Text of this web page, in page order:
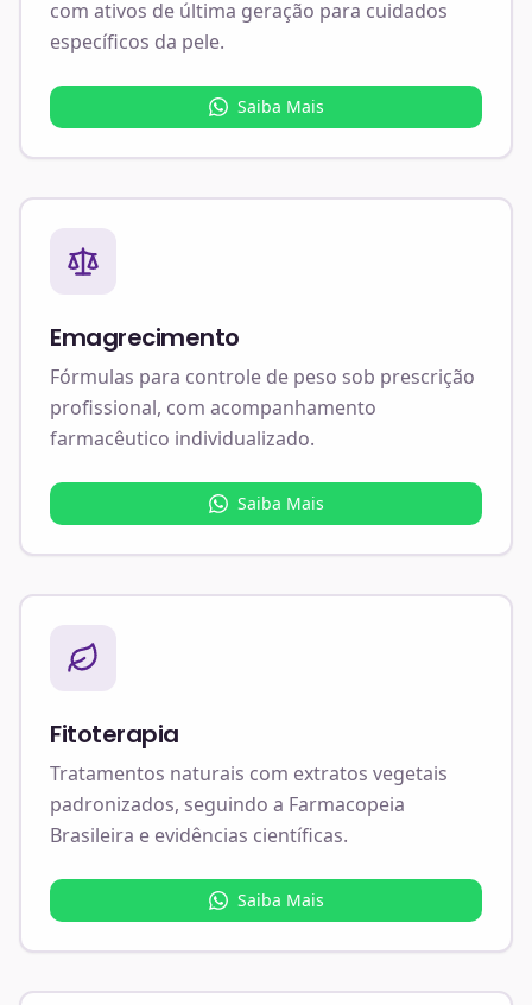
com ativos de última geração para cuidados
específicos da pele.
Saiba Mais
Emagrecimento
Fórmulas para controle de peso sob prescrição
profissional, com acompanhamento
farmacêutico individualizado.
Saiba Mais
Fitoterapia
Tratamentos naturais com extratos vegetais
padronizados, seguindo a Farmacopeia
Brasileira e evidências científicas.
Saiba Mais